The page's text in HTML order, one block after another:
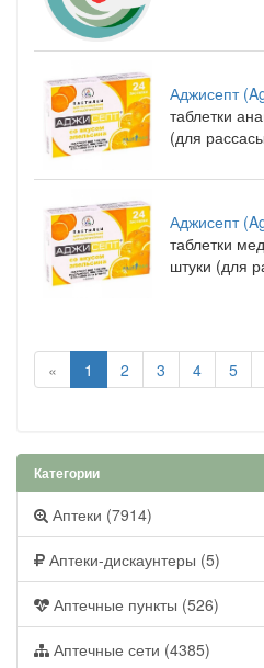
Аджисепт
таблетки
(для
Аджисепт
таблетки
штуки (для
« 1 2 3 4 5
Категории
Аптеки (7914)
Аптеки-дискаунтеры (5)
Аптечные пункты (526)
Аптечные сети (4385)